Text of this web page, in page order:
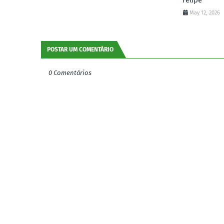
May 12, 2026
POSTAR UM COMENTÁRIO
0 Comentários